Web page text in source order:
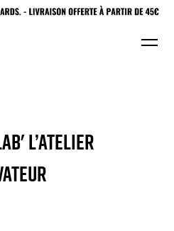
L’ATELIER